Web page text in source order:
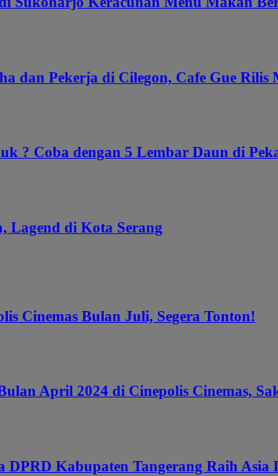
dan Pekerja di Cilegon, Cafe Gue
? Coba dengan 5 Lembar Daun di
Lagend di Kota Serang
Cinemas Bulan Juli, Segera Tonton!
April 2024 di Cinepolis Cinemas,
Kabupaten Tangerang Raih Asia